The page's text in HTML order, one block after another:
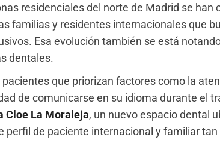
residenciales del norte de Madrid se han
familias y residentes internacionales que
Esa evolución también se está
dentales.
que priorizan factores como la
de comunicarse en su idioma durante el
Cloe La Moraleja, un nuevo espacio dental
perfil de paciente internacional y familiar